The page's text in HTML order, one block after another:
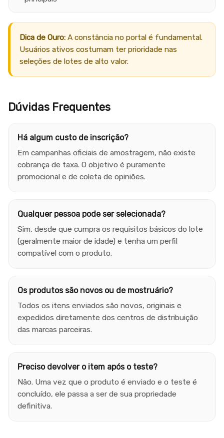
Dica de Ouro: A constância no portal é fundamental.
Usuários ativos costumam ter prioridade nas
seleções de lotes de alto valor.
Dúvidas Frequentes
Há algum custo de inscrição?
Em campanhas oficiais de amostragem, não existe
cobrança de taxa. O objetivo é puramente
promocional e de coleta de opiniões.
Qualquer pessoa pode ser selecionada?
Sim, desde que cumpra os requisitos básicos do lote
(geralmente maior de idade) e tenha um perfil
compatível com o produto.
Os produtos são novos ou de mostruário?
Todos os itens enviados são novos, originais e
expedidos diretamente dos centros de distribuição
das marcas parceiras.
Preciso devolver o item após o teste?
Não. Uma vez que o produto é enviado e o teste é
concluído, ele passa a ser de sua propriedade
definitiva.